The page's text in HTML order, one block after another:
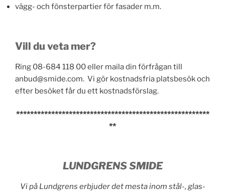
vägg- och fönsterpartier för fasader m.m.
Vill du veta mer?
Ring 08-684 118 00 eller maila din förfrågan till
anbud@smide.com. Vi gör kostnadsfria platsbesök och
efter besöket får du ett kostnadsförslag.
*******************************************************
**
LUNDGRENS SMIDE
Vi på Lundgrens erbjuder det mesta inom stål-, glas-